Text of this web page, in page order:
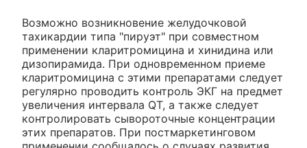
Возможно возникновение желудочковой
тахикардии типа "пируэт" при совместном
применении кларитромицина и хинидина или
дизопирамида. При одновременном приеме
кларитромицина с этими препаратами следует
регулярно проводить контроль ЭКГ на предмет
увеличения интервала QT, а также следует
контролировать сывороточные концентрации
этих препаратов. При постмаркетинговом